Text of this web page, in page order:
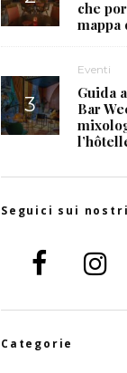
che
mappa
Eventi
Guida
Bar
Seguici sui
Categorie